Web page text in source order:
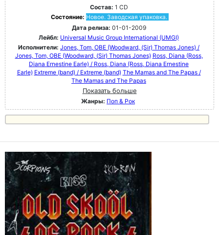
Состав: 1 CD
Состояние: Новое. Заводская упаковка.
Дата релиза: 01-01-2009
Лейбл: Universal Music Group International (UMGI)
Исполнители: Jones, Tom, OBE (Woodward, (Sir) Thomas Jones) /
Jones, Tom, OBE (Woodward, (Sir) Thomas Jones) Ross, Diana (Ross,
Diana Ernestine Earle) / Ross, Diana (Ross, Diana Ernestine
Earle) Extreme (band) / Extreme (band) The Mamas and The Papas /
The Mamas and The Papas
Показать больше
Жанры: Поп & Рок